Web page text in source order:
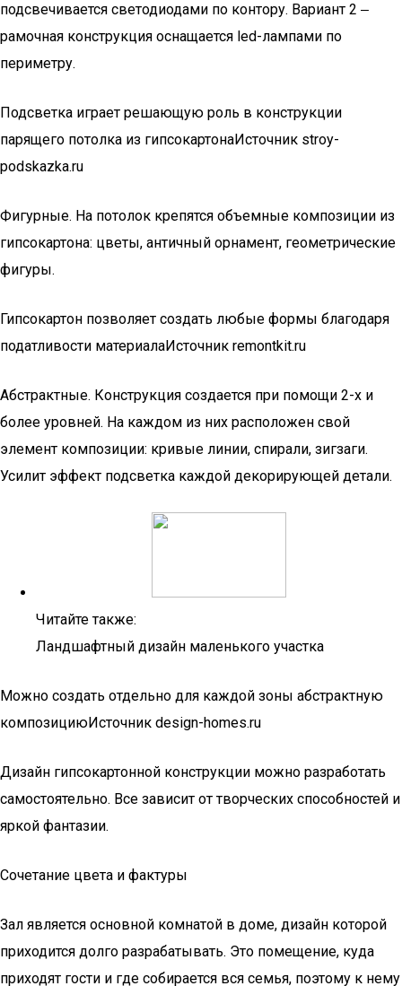
подсвечивается светодиодами по контору. Вариант 2 ‒
рамочная конструкция оснащается led-лампами по
периметру.
Подсветка играет решающую роль в конструкции
парящего потолка из гипсокартонаИсточник stroy-
podskazka.ru
Фигурные. На потолок крепятся объемные композиции из
гипсокартона: цветы, античный орнамент, геометрические
фигуры.
Гипсокартон позволяет создать любые формы благодаря
податливости материалаИсточник remontkit.ru
Абстрактные. Конструкция создается при помощи 2-х и
более уровней. На каждом из них расположен свой
элемент композиции: кривые линии, спирали, зигзаги.
Усилит эффект подсветка каждой декорирующей детали.
Читайте также:
Ландшафтный дизайн маленького участка
Можно создать отдельно для каждой зоны абстрактную
композициюИсточник design-homes.ru
Дизайн гипсокартонной конструкции можно разработать
самостоятельно. Все зависит от творческих способностей и
яркой фантазии.
Сочетание цвета и фактуры
Зал является основной комнатой в доме, дизайн которой
приходится долго разрабатывать. Это помещение, куда
приходят гости и где собирается вся семья, поэтому к нему